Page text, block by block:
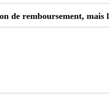
de remboursement, mais